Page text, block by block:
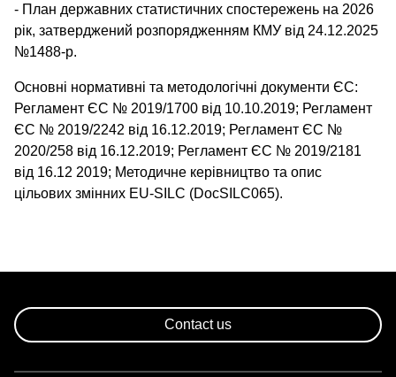
- План державних статистичних спостережень на 2026
рік, затверджений розпорядженням КМУ від 24.12.2025
№1488-р.
Основні нормативні та методологічні документи ЄС:
Регламент ЄС № 2019/1700 від 10.10.2019; Регламент
ЄС № 2019/2242 від 16.12.2019; Регламент ЄС №
2020/258 від 16.12.2019; Регламент ЄС № 2019/2181
від 16.12 2019; Методичне керівництво та опис
цільових змінних EU-SILC (DocSILC065).
Contact us